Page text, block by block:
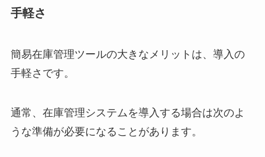
手軽さ
簡易在庫管理ツールの大きなメリットは、導入の
手軽さです。
通常、在庫管理システムを導入する場合は次のよ
うな準備が必要になることがあります。